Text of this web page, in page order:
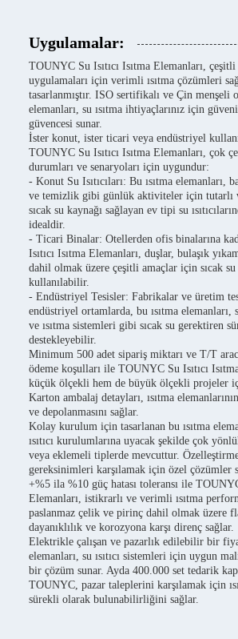
Uygulamalar:
TOUNYC Su Isıtıcı Isıtma Elemanları, çeşitli
uygulamaları için verimli ısıtma çözümleri
tasarlanmıştır. ISO sertifikalı ve Çin menşeli
elemanları, su ısıtma ihtiyaçlarınız için
güvencesi sunar.
İster konut, ister ticari veya endüstriyel
TOUNYC Su Isıtıcı Isıtma Elemanları, çok
durumları ve senaryoları için uygundur:
- Konut Su Isıtıcıları: Bu ısıtma elemanları,
ve temizlik gibi günlük aktiviteler için tutarlı
sıcak su kaynağı sağlayan ev tipi su
idealdir.
- Ticari Binalar: Otellerden ofis binalarına
Isıtıcı Isıtma Elemanları, duşlar, bulaşık
dahil olmak üzere çeşitli amaçlar için sıcak
kullanılabilir.
- Endüstriyel Tesisler: Fabrikalar ve üretim
endüstriyel ortamlarda, bu ısıtma elemanları,
ve ısıtma sistemleri gibi sıcak su gerektiren
destekleyebilir.
Minimum 500 adet sipariş miktarı ve T/T
ödeme koşulları ile TOUNYC Su Isıtıcı
küçük ölçekli hem de büyük ölçekli projeler
Karton ambalaj detayları, ısıtma
ve depolanmasını sağlar.
Kolay kurulum için tasarlanan bu ısıtma
ısıtıcı kurulumlarına uyacak şekilde çok
veya eklemeli tiplerde mevcuttur.
gereksinimleri karşılamak için özel çözümler
+%5 ila %10 güç hatası toleransı ile
Elemanları, istikrarlı ve verimli ısıtma
paslanmaz çelik ve pirinç dahil olmak üzere
dayanıklılık ve korozyona karşı direnç sağlar.
Elektrikle çalışan ve pazarlık edilebilir bir
elemanları, su ısıtıcı sistemleri için uygun
bir çözüm sunar. Ayda 400.000 set tedarik
TOUNYC, pazar taleplerini karşılamak için
sürekli olarak bulunabilirliğini sağlar.